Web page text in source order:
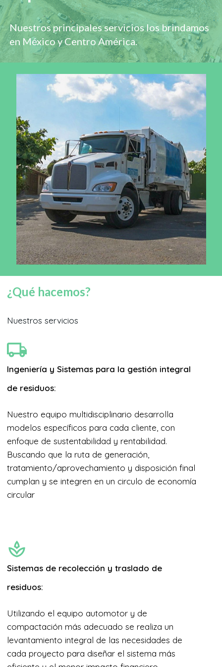
Nuestros principales servicios los brindamos
en México y Centro América.
¿Qué hacemos?
Nuestros servicios
Ingeniería y Sistemas para la gestión integral
de residuos:
Nuestro equipo multidisciplinario desarrolla
modelos específicos para cada cliente, con
enfoque de sustentabilidad y rentabilidad.
Buscando que la ruta de generación,
tratamiento/aprovechamiento y disposición final
cumplan y se integren en un circulo de economía
circular
Sistemas de recolección y traslado de
residuos:
Utilizando el equipo automotor y de
compactación más adecuado se realiza un
levantamiento integral de las necesidades de
cada proyecto para diseñar el sistema más